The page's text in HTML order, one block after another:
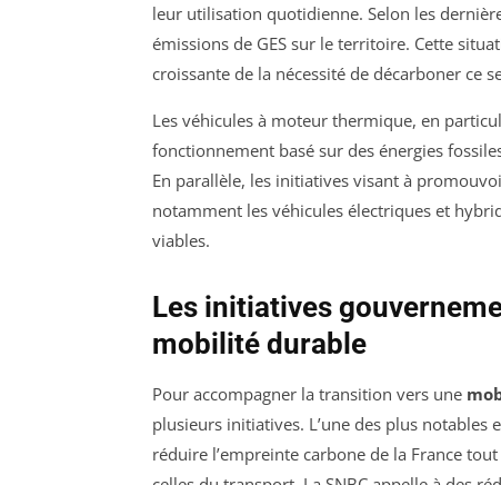
leur utilisation quotidienne. Selon les
émissions de GES sur le territoire. Cette
croissante de la nécessité de décarboner ce
Les véhicules à moteur thermique, en
fonctionnement basé sur des énergies
En parallèle, les initiatives visant à
notamment les véhicules électriques et
viables.
Les initiatives
mobilité durable
Pour accompagner la transition vers une
plusieurs initiatives. L’une des plus notables
réduire l’empreinte carbone de la France